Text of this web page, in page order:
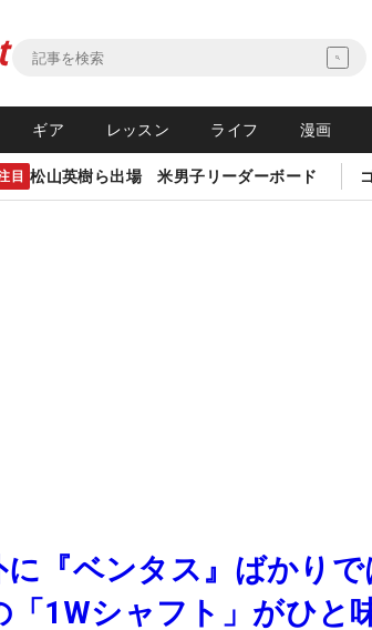
ギア レッスン ライフ 漫画
目 松山英樹ら出場 米男子リーダーボード
に『ベンタス』ばかり
「1Wシャフト」がひと